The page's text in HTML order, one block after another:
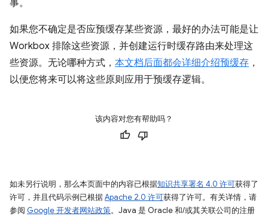
事。
如果您不确定是否应预缓存某些资源，最好的办法可能是让
Workbox 排除这些资源，并创建运行时缓存路由来处理这
些资源。无论哪种方式， 本文档后面都会详细介绍预缓存 ，
以便您将来可以将这些原则应用于预缓存逻辑。
该内容对您有帮助吗？
如未另行说明，那么本页面中的内容已根据知识共享署名 4.0 许可获得了
许可，并且代码示例已根据Apache 2.0 许可获得了许可。有关详情，请
参阅 Google 开发者网站政策。Java 是 Oracle 和/或其关联公司的注册